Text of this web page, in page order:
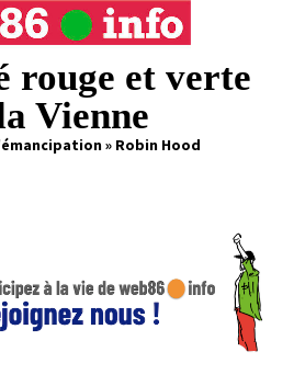
rouge et verte
Vienne
» Robin Hood